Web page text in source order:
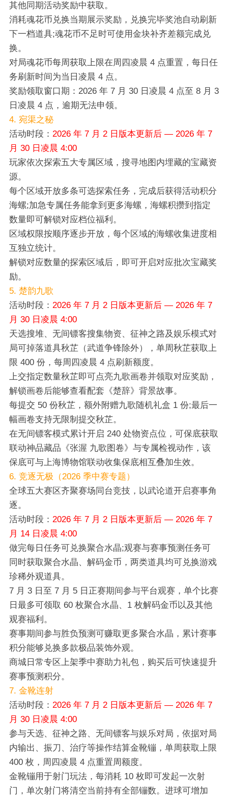
其他同期活动奖励中获取。
消耗魂花币兑换当期展示奖励，兑换完毕奖池自动刷新
下一档道具;魂花币不足时可使用金块补齐差额完成兑
换。
对局魂花币每周获取上限在周四凌晨 4 点重置，每日任
务刷新时间为当日凌晨 4 点。
奖励领取窗口期：2026 年 7 月 30 日凌晨 4 点至 8 月 3
日凌晨 4 点，逾期无法申领。
4. 宛渠之秘
活动时段： 2026 年 7 月 2 日版本更新后 — 2026 年 7
月 30 日凌晨 4:00
玩家依次探索五大专属区域，搜寻地图内埋藏的宝藏资
源。
每个区域开放多条可选探索任务，完成后获得活动积分
海螺;加急专属任务能拿到更多海螺，海螺积攒到指定
数量即可解锁对应档位福利。
区域权限按顺序逐步开放，每个区域的海螺收集进度相
互独立统计。
解锁对应数量的探索区域后，即可开启对应批次宝藏奖
励。
5. 楚韵九歌
活动时段： 2026 年 7 月 2 日版本更新后 — 2026 年 7
月 30 日凌晨 4:00
天选搜堆、无间镖客搜集物资、征神之路及娱乐模式对
局可掉落道具秋芷（武道争锋除外），单周秋芷获取上
限 400 份，每周四凌晨 4 点刷新额度。
上交指定数量秋芷即可点亮九歌画卷并领取对应奖励，
解锁画卷后能够查看配套《楚辞》背景故事。
每提交 50 份秋芷，额外附赠九歌随机礼盒 1 份;最后一
幅画卷支持无限制提交秋芷。
在无间镖客模式累计开启 240 处物资点位，可保底获取
联动神品藏品《张渥 九歌图卷》与专属检视动作，该
保底可与上海博物馆联动收集保底相互叠加生效。
6. 竞逐无极（2026 季中赛专题）
全球五大赛区齐聚赛场同台竞技，以武论道开启赛事角
逐。
活动时段： 2026 年 7 月 2 日版本更新后 — 2026 年 7
月 14 日凌晨 4:00
做完每日任务可兑换聚合水晶;观赛与赛事预测任务可
同时获取聚合水晶、解码金币，两类道具均可兑换游戏
珍稀外观道具。
7 月 3 日至 7 月 5 日正赛期间参与平台观赛，单个比赛
日最多可领取 60 枚聚合水晶、1 枚解码金币以及其他
观赛福利。
赛事期间参与胜负预测可赚取更多聚合水晶，累计赛事
积分能够兑换多款极品装饰外观。
商城日常专区上架季中赛助力礼包，购买后可快速提升
赛事预测积分。
7. 金靴连射
活动时段： 2026 年 7 月 2 日版本更新后 — 2026 年 7
月 30 日凌晨 4:00
参与天选、征神之路、无间镖客与娱乐对局，依据对局
内输出、振刀、治疗等操作结算金靴镚，单周获取上限
400 枚，周四凌晨 4 点重置周额度。
金靴镚用于射门玩法，每消耗 10 枚即可发起一次射
门，单次射门将清空当前持有全部镚数。进球可增加